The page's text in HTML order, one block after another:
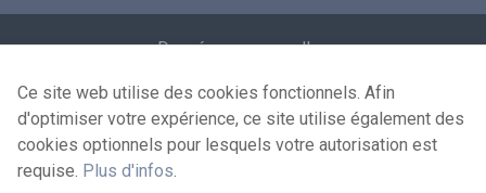
Données personnelles
Conditions de réutilisation
Contactez-nous
Ce site web utilise des cookies fonctionnels. Afin
d'optimiser votre expérience, ce site utilise également des
cookies optionnels pour lesquels votre autorisation est
requise. Plus d'infos.